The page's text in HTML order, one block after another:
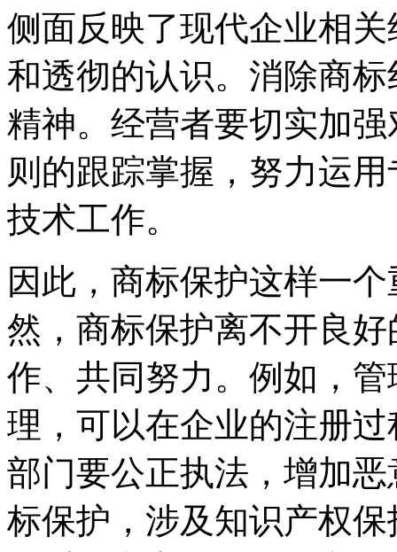
侧面反映了现代企业相
和透彻的认识。消除商
精神。经营者要切实加
则的跟踪掌握，努力运
技术工作。
因此，商标保护这样一
然，商标保护离不开良
作、共同努力。例如，
理，可以在企业的注册
部门要公正执法，增加
标保护，涉及知识产权